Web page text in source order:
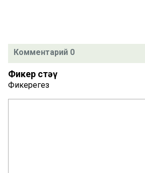
Комментарий 0
Фикер өстәү
Фикерегез